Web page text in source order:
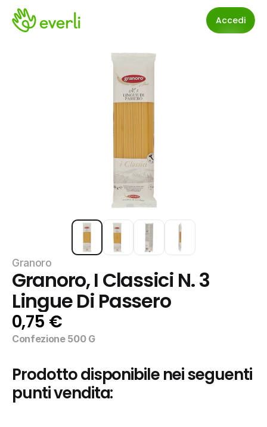
Accedi
Granoro
Granoro, I Classici N. 3
Lingue Di Passero
0,75 €
Confezione 500 G
Prodotto disponibile nei seguenti
punti vendita: